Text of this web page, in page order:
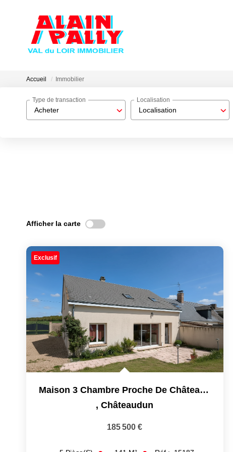
Accueil Immobilier
Acheter
Type de transaction
Localisation
Localisation
Afficher la carte
Exclusif
Maison 3 Chambre Proche De Châteaudun
,Châteaudun
185 500 €